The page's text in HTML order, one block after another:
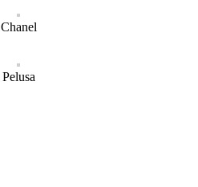
Chanel
Pelusa